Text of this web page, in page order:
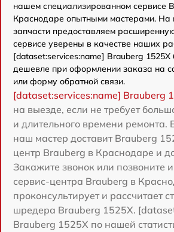
нашем специализированном сервисе
Краснодаре опытными мастерами. На
запчасти предоставляем
сервисе уверены в качестве наших
[dataset:services:name] Brauberg 1525X
дешевле при оформлении заказа на
или форму обратной связи.
[dataset:services:name] Brauberg
на выезде, если не требует
и длительного времени ремонта.
наш мастер доставит Brauberg
центр Brauberg в Краснодаре и
Закажите звонок или позвоните
сервис-центра Brauberg в
проконсультирует и рассчитает
шредера Brauberg 1525X.
Brauberg 1525X по нашей